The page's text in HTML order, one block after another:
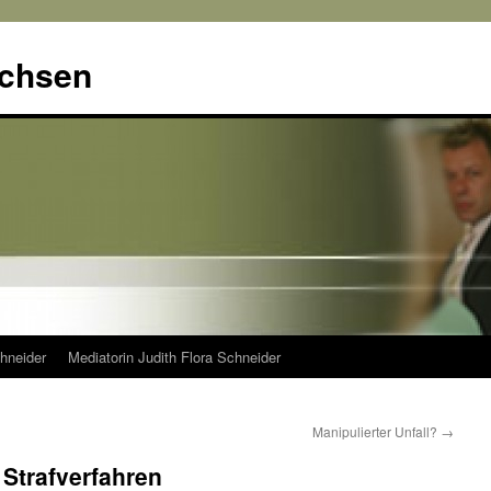
Mediatorin Judith Flora Schneider
Manipulierter Unfall? →